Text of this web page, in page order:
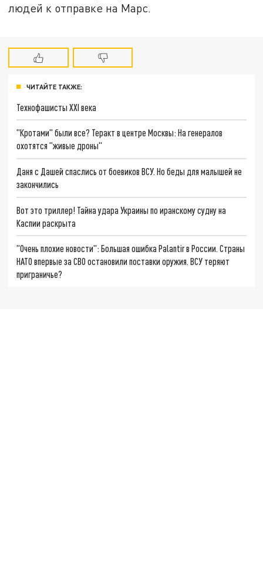
людей к отправке на Марс.
ЧИТАЙТЕ ТАКЖЕ:
Технофашисты XXI века
"Кротами" были все? Теракт в центре Москвы: На генералов
охотятся "живые дроны"
Даня с Дашей спаслись от боевиков ВСУ. Но беды для малышей не
закончились
Вот это триллер! Тайна удара Украины по иранскому судну на
Каспии раскрыта
"Очень плохие новости": Большая ошибка Palantir в России. Страны
НАТО впервые за СВО остановили поставки оружия. ВСУ теряют
приграничье?